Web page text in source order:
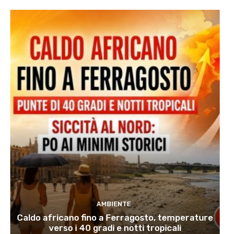
AMBIENTE
Caldo africano fino a Ferragosto, temperature
verso i 40 gradi e notti tropicali